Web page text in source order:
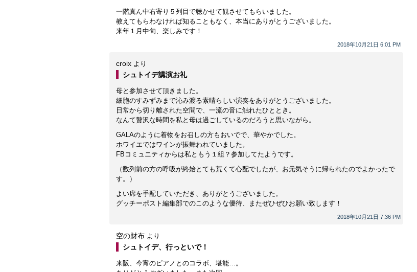
2018年10月21日 6:01 PM
一階真ん中右寄り５列目で聴かせて観させてもらいました。
教えてもらわなければ知ることもなく、本当にありがとうございました。
来年１月中旬、楽しみです！
croix より
2018年10月21日 7:36 PM
シュトイデ講演お礼
母と参加させて頂きました。
細胞のすみずみまで沁み渡る素晴らしい演奏をありがとうございました。
日常から切り離された空間で、一流の音に触れたひととき。
なんて贅沢な時間を私と母は過ごしているのだろうと思いながら。
GALAのように着物をお召しの方もおいでで、華やかでした。
ホワイエではワインが振舞われていました。
FBコミュニティからは私ともう１組？参加してたようです。
（数列前の方の呼吸が終始とても荒くて心配でしたが、お元気そうに帰られたのでよかったで
す。）
よい席を手配していただき、ありがとうございました。
グッチーポスト編集部でのこのような優待、またぜひぜひお願い致します！
空の財布 より
シュトイデ、行っといで！
来阪、今宵のピアノとのコラボ、堪能…。